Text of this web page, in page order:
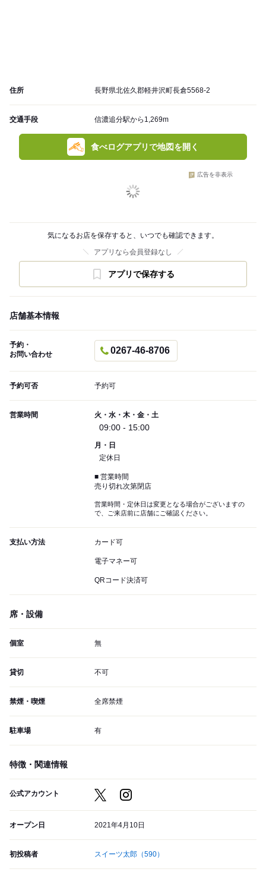
住所 長野県北佐久郡軽井沢町長倉5568-2
交通手段 信濃追分駅から1,269m
食べログアプリで地図を開く
広告を非表示
気になるお店を保存すると、いつでも確認できます。
アプリなら会員登録なし
アプリで保存する
店舗基本情報
予約・
お問い合わせ
0267-46-8706
予約可否 予約可
営業時間 火・水・木・金・土
09:00 - 15:00
月・日
定休日
■ 営業時間
売り切れ次第閉店
営業時間・定休日は変更となる場合がございますの
で、ご来店前に店舗にご確認ください。
支払い方法 カード可
電子マネー可
QRコード決済可
席・設備
個室 無
貸切 不可
禁煙・喫煙 全席禁煙
駐車場 有
特徴・関連情報
公式アカウント
オープン日 2021年4月10日
初投稿者 スイーツ太郎 （590）